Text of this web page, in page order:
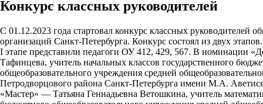
Конкурс классных руководителей
С 01.12.2023 года стартовал конкурс классных руководителей
организаций Санкт-Петербурга. Конкурс состоял из двух
I этапе представили педагоги ОУ 412, 429, 567. В номинации
Тафинцева, учитель начальных классов государственного
общеобразовательного учреждения средней
Петродворцового района Санкт-Петербурга имени М.А.
«Мастер» — Татьяна Геннадьевна Ветошкина, учитель